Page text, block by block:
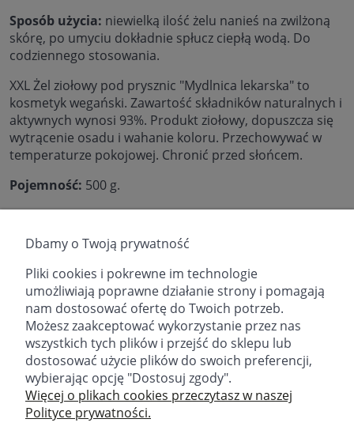
Sposób użycia: niewielką ilość żelu nanieś na zwilżoną
skórę, po umyciu dokładnie spłucz ciepłą wodą. Do
codziennego stosowania.
XXL Żel ziołowy pod prysznic "Mydlnica lekarska" to
kosmetyk wegański. Zawartość składników naturalnych i
aktywnych wynosi 93%. Produkt ziołowy, dopuszcza się
wytrącenie osadu i wahanie koloru. Przechowywać w
temperaturze pokojowej. Chronić przed słońcem.
Pojemność: 500 g.
Składniki/Ingredients:Aqua, Coco-Betaine, Sodium
Glucoside, Saponaria Officinalis Root Extract, Althea
Officinalis Root Extract, Avena Sativa Extract, Panthenol,
Allantoin, Polyglyceryl-4 Caprate, Citric Acid, Benzyl
Alcohol, Ethylhexylglycerin, Parfum, Sodium Chloride.
email:sklep@fitomed.pltel:+48 730 757 750 (9.00-17.00)
Znajdź nas:
Dbamy o Twoją prywatność
Pliki cookies i pokrewne im technologie
umożliwiają poprawne działanie strony i pomagają
nam dostosować ofertę do Twoich potrzeb.
Możesz zaakceptować wykorzystanie przez nas
wszystkich tych plików i przejść do sklepu lub
dostosować użycie plików do swoich preferencji,
wybierając opcję "Dostosuj zgody".
Więcej o plikach cookies przeczytasz w naszej
Polityce prywatności.